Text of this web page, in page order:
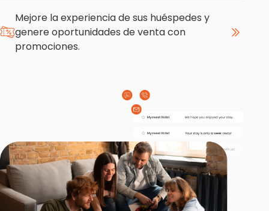
Mejore la experiencia de sus huéspedes y
genere oportunidades de venta con
promociones.